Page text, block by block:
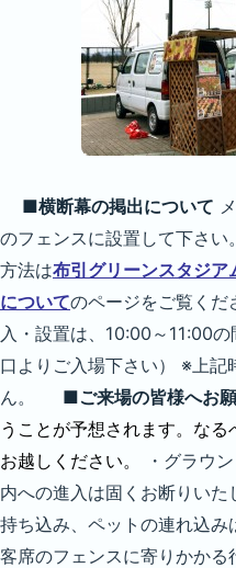
■横断幕の掲出について
のフェンスに設置して下さ
方法は布引グリーンスタジア
についてのページをご覧くだ
入・設置は、10:00～11:00
口よりご入場下さい） ※上記
ん。 ■ご来場の皆様へお
うことが予想されます。なる
お越しください。
・グラウ
内への進入は固くお断りい
持ち込み、ペットの連れ込
客席のフェンスに寄りかか